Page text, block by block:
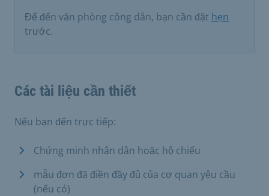
Để đến văn phòng công dân, bạn cần đặt hẹn
trước.
Các tài liệu cần thiết
Nếu bạn đến trực tiếp:
Chứng minh nhân dân hoặc hộ chiếu
mẫu đơn đã điền đầy đủ của cơ quan yêu cầu
(nếu có)